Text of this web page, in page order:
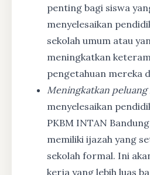
penting bagi siswa
menyelesaikan
sekolah umum atau
meningkatkan
pengetahuan mereka
Meningkatkan peluang
menyelesaikan
PKBM INTAN
memiliki ijazah yang
sekolah formal. Ini
kerja yang lebih luas